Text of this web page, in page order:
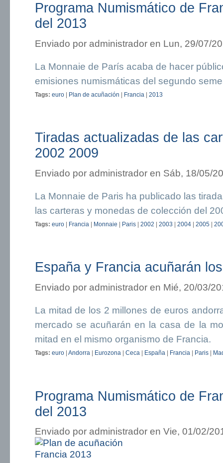
Programa Numismático de
del 2013
Enviado por administrador en Lun, 29/07/
La Monnaie de París acaba de hacer
emisiones numismáticas del segundo
Tags: euro | Plan de acuñación | Francia | 2013
Tiradas actualizadas de las
2002 2009
Enviado por administrador en Sáb, 18/05/
La Monnaie de Paris ha publicado las
las carteras y monedas de colección del
Tags: euro Francia Monnaie Paris 2002 2003 2004 2005
España y Francia acuñarán
Enviado por administrador en Mié, 20/03/
La mitad de los 2 millones de euros
mercado se acuñarán en la casa de la
mitad en el mismo organismo de Francia.
Tags: euro Andorra Eurozona Ceca España Francia Paris
Programa Numismático de
del 2013
Enviado por administrador en Vie, 01/02/